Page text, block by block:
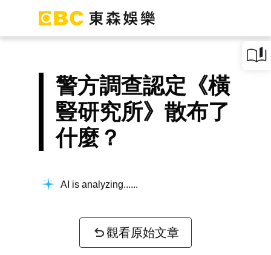
警方調查認定《橫
豎研究所》散布了
什麼？
AI is analyzing...
觀看原始文章